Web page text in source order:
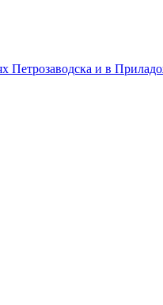
Петрозаводска и в